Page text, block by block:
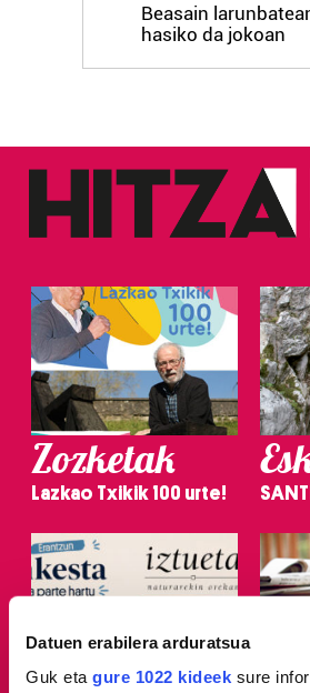
Datuen erabilera arduratsua
Guk eta gure 1022 kideek sure
Beasain
hasiko da jokoan
Zozketak
Lazkao Txikik 100 urte!